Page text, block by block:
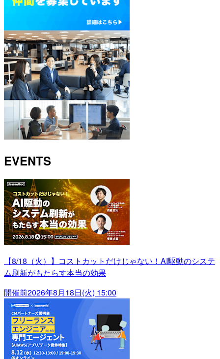
EVENTS
【8/18（火）】コストカットだけじゃない！AI駆動のシステ
ム刷新がもたらす本当の効果
開催前2026年8月18日(火) 15:00